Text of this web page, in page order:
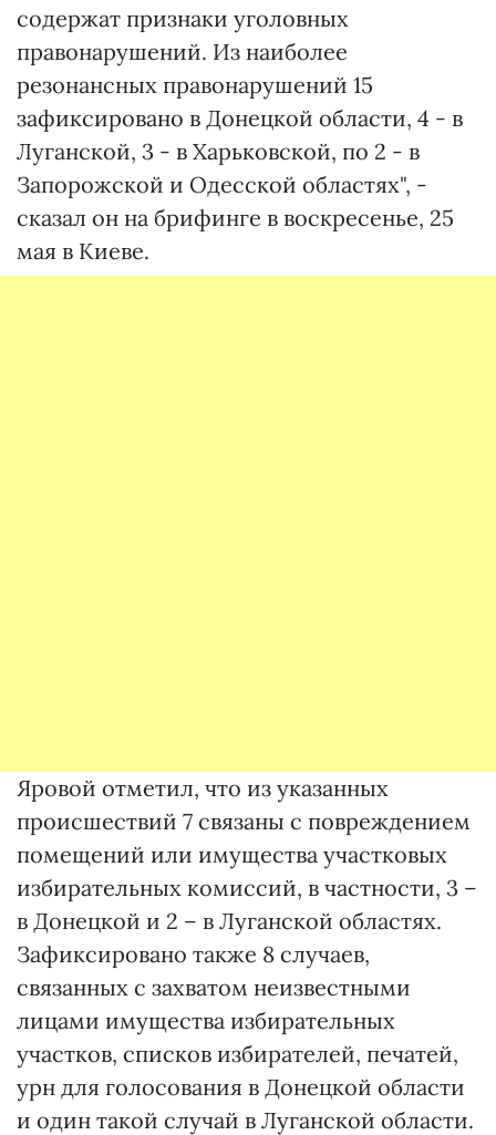
содержат признаки уголовных
правонарушений. Из наиболее
резонансных правонарушений 15
зафиксировано в Донецкой области, 4 - в
Луганской, 3 - в Харьковской, по 2 - в
Запорожской и Одесской областях", -
сказал он на брифинге в воскресенье, 25
мая в Киеве.
Яровой отметил, что из указанных
происшествий 7 связаны с повреждением
помещений или имущества участковых
избирательных комиссий, в частности, 3 –
в Донецкой и 2 – в Луганской областях.
Зафиксировано также 8 случаев,
связанных с захватом неизвестными
лицами имущества избирательных
участков, списков избирателей, печатей,
урн для голосования в Донецкой области
и один такой случай в Луганской области.